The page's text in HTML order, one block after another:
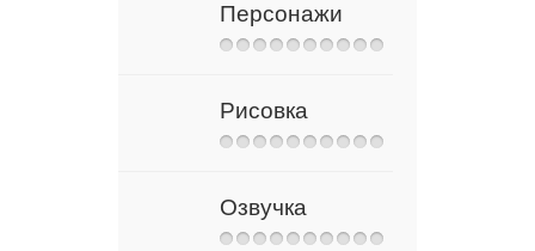
Персонажи
Рисовка
Озвучка